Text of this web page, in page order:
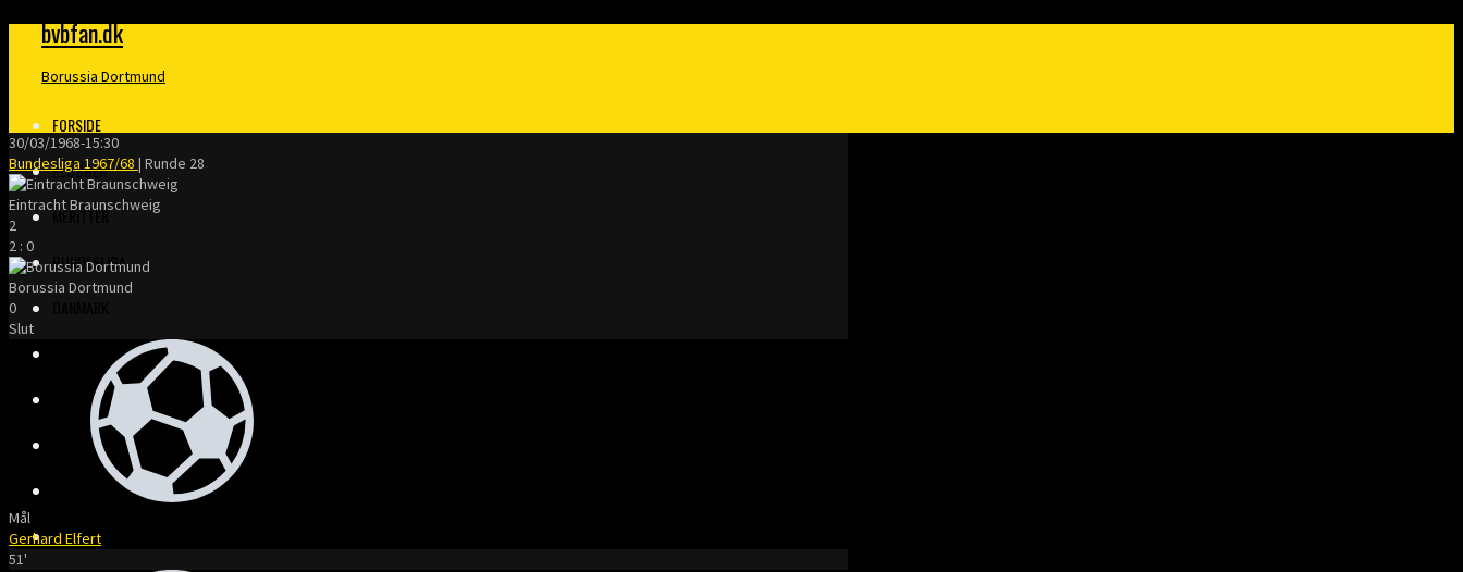
bvbfan.dk
Borussia Dortmund
FORSIDE
KLUBBEN
MERITTER
BUNDESLIGA
TRÆNERE
KONTAKT
30/03/1968-15:30
Bundesliga 1967/68 | Runde 28
Eintracht Braunschweig
2
2 : 0
Borussia Dortmund
0
Slut
Mål
Gerhard Elfert
51'